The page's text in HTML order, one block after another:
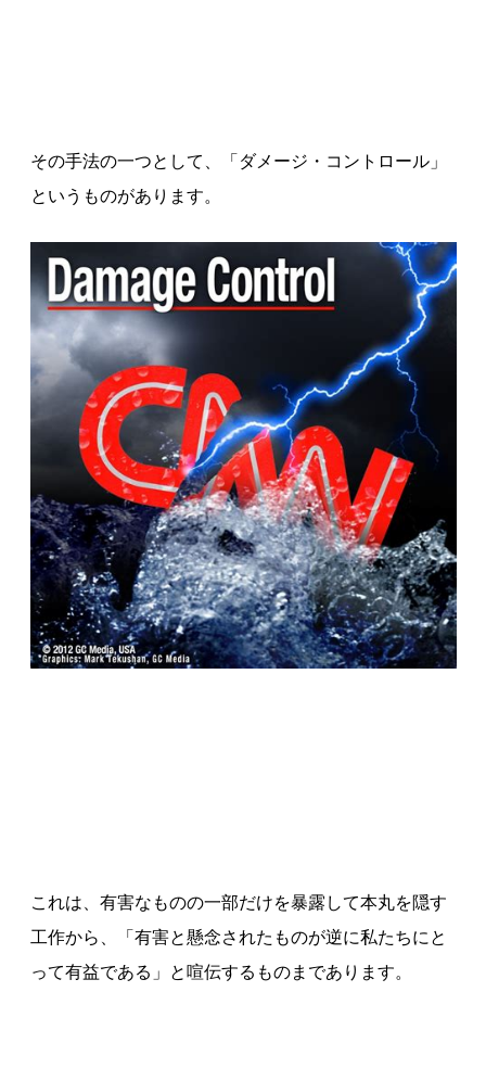
その手法の一つとして、「ダメージ・コントロール」
というものがあります。
これは、有害なものの一部だけを暴露して本丸を隠す
工作から、「有害と懸念されたものが逆に私たちにと
って有益である」と喧伝するものまであります。